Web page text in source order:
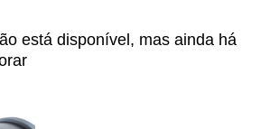
está disponível, mas ainda há